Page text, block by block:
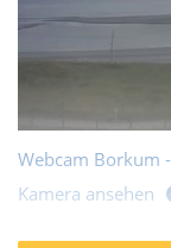
Webcam Borkum
Kamera ansehen